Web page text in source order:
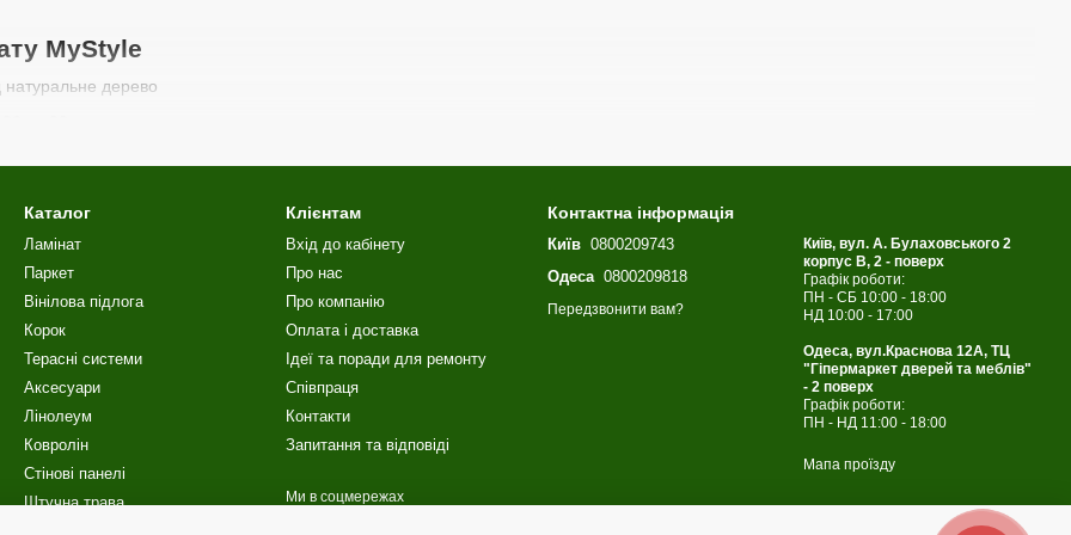
MyStyle
натуральне дерево
ті, хто шукаєякісний ламінат за доступною ціною зі стильним зовнішнім виглядом.
ламінату MyStyle
або подовжений
під дерево
Каталог
Ламінат
Паркет
Вінілова пiдлога
Корок
Терасні системи
Аксесуари
Лінолеум
Ковролін
Стінові панелі
Штучна трава
Клієнтам
Вхід до кабінету
Про нас
Про компанію
Оплата і доставка
Ідеї та поради для ремонту
Співпраця
Контакти
Запитання та відповіді
Ми в соцмережах
Контактна інформація
Київ 0800209743
Одеса0800209818
Передзвонити вам?
Київ, вул. А. Булаховського 2
корпус B, 2 - поверх
Графік роботи:
ПН - СБ 10:00 - 18:00
НД 10:00 - 17:00
Одеса, вул.Краснова 12А, ТЦ
"Гіпермаркет дверей та меблів"
- 2 поверх
Графік роботи:
ПН - НД 11:00 - 18:00
Мапа проїзду